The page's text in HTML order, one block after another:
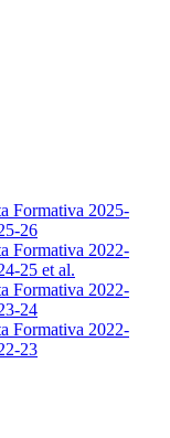
Formativa 2025-
26
Formativa 2022-
25 et al.
Formativa 2022-
24
Formativa 2022-
23